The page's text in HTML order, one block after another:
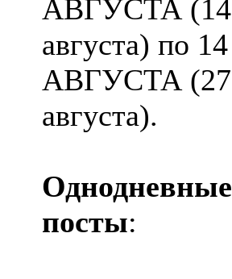
АВГУСТА (14
августа) по 14
АВГУСТА (27
августа).
Однодневные
посты: